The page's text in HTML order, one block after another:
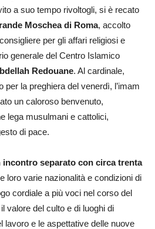
a suo tempo rivoltogli, si è recato
Moschea di Roma, accolto
per gli affari religiosi e
generale del Centro Islamico
Redouane. Al cardinale,
per la preghiera del venerdì, l’imam
un caloroso benvenuto,
lega musulmani e cattolici,
di pace.
incontro separato con circa trenta
loro varie nazionalità e condizioni di
cordiale a più voci nel corso del
valore del culto e di luoghi di
lavoro e le aspettative delle nuove